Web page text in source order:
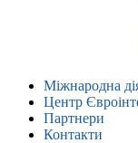
Міжнародна
Центр
Партнери
Контакти